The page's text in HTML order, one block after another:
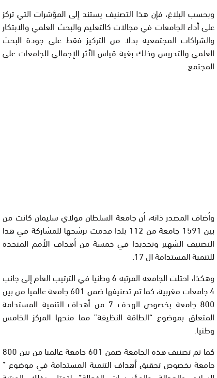
وبحسب البلاغ، فإن هذا التصنيف يستند إلى المؤشرات التي تركز
على أداء الجامعات في مجالات كالتعليم والبحث العلمي والابتكار
والشراكات المجتمعية بدلا من التركيز فقط على جودة البحث
العلمي والتدريس وذلك بغية قياس الأثر الإجمالي للجامعات على
المجتمع.
وأضاف المصدر ذاته، أن جامعة السلطان مولاي سليمان كانت من
بين 1591 جامعة من 112 بلدا قدمت ترشحها للمشاركة في هذا
التصنيف الشهير وتحديدا في خمسة من أهداف الأمم المتحدة
للتنمية المستدامة ال 17.
وهكذا، احتلت الجامعة المرتبة 6 وطنيا في الترتيب العام إلى جانب
4 جامعات مغربية، كما تم تصنيفها ضمن 601 جامعة عالميا من بين
800 جامعة بخصوص الهدف 7 من أهداف التنمية المستدامة
المتعلق بموضوع “الطاقة النظيفة” مما منحها المركز الخامس
وطنيا.
كما تم تصنيف هذه الجامعة ضمن 601 جامعة عالميا من بين 800
جامعة بخصوص تحقيق أهداف التنمية المستدامة في موضوع ”